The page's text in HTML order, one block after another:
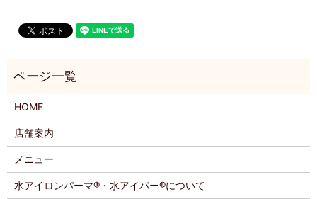
HOME
店舗案内
メニュー
水アイロンパーマ®・水アイパー®について